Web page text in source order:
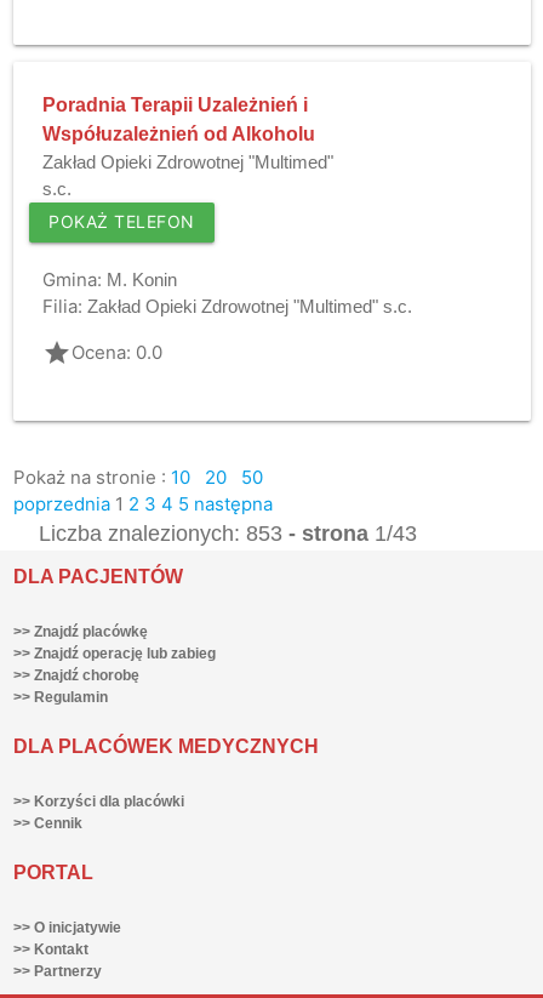
Poradnia Terapii Uzależnień i
Współuzależnień od Alkoholu
Zakład Opieki Zdrowotnej "Multimed"
s.c.
POKAŻ TELEFON
Gmina: M. Konin
Filia: Zakład Opieki Zdrowotnej "Multimed" s.c.
gradeOcena: 0.0
Pokaż na stronie : 10 20
50
poprzednia 1 2 3 4 5 następna
Liczba znalezionych: 853- strona 1/43
DLA PACJENTÓW
>> Znajdź placówkę
>> Znajdź operację lub zabieg
>> Znajdź chorobę
>> Regulamin
DLA PLACÓWEK MEDYCZNYCH
>> Korzyści dla placówki
>> Cennik
PORTAL
>> O inicjatywie
>> Kontakt
>> Partnerzy